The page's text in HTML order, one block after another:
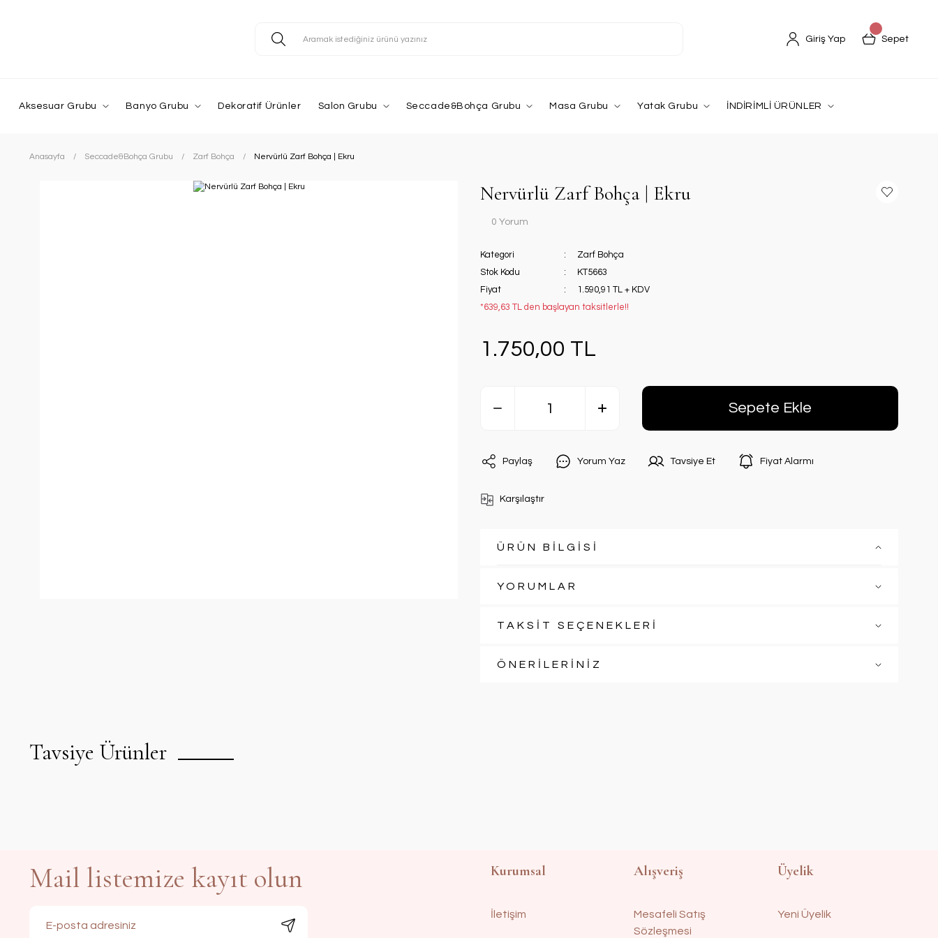
Giriş Yap Sepet
Aksesuar Grubu Banyo Grubu Dekoratif Ürünler Salon Grubu Seccade&Bohça Grubu Masa Grubu Yatak Grubu İNDİRİMLİ ÜRÜNLER
Anasayfa Seccade&Bohça Grubu Zarf Bohça Nervürlü Zarf Bohça | Ekru
Nervürlü Zarf Bohça | Ekru
0 Yorum
Kategori
Zarf Bohça
Stok Kodu
KT5663
Fiyat
1.590,91 TL + KDV
*639,63 TL den başlayan taksitlerle!!
1.750,00 TL
Sepete Ekle
Paylaş Yorum Yaz Tavsiye Et Fiyat Alarmı
Karşılaştır
ÜRÜN BİLGİSİ
YORUMLAR
TAKSİT SEÇENEKLERİ
ÖNERİLERİNİZ
Tavsiye Ürünler
Mail listemize kayıt olun Kurumsal
İletişim
Alışveriş
Mesafeli Satış
Sözleşmesi
Üyelik
Yeni Üyelik